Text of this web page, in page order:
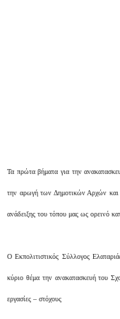
Τα πρώτα βήματα για την
την αρωγή των Δημοτικών Αρχών και
ανάδειξης του τόπου μας ως ορεινό
Ο Εκπολιτιστικός Σύλλογος
κύριο θέμα την ανακατασκευή του
εργασίες – στόχους